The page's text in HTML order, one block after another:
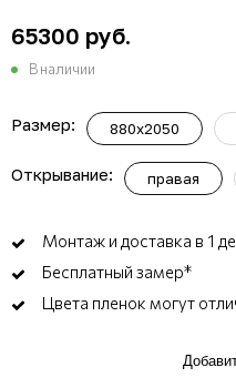
65300 руб.
В наличии
Размер: 880x2050
Открывание: правая
Монтаж и доставка в 1
Бесплатный замер*
Цвета пленок могут